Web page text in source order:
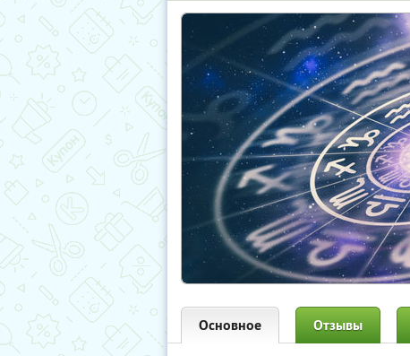
Основное Отзывы